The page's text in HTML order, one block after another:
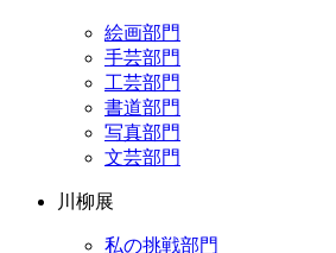
絵画部門
手芸部門
工芸部門
書道部門
写真部門
文芸部門
川柳展
私の挑戦部門